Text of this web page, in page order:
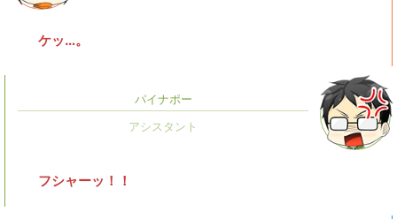
ケッ…。
パイナポー
フシャーッ！！